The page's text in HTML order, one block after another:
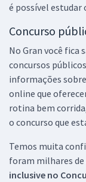
é possível estudar
Concurso
No Gran você fica
concursos
informações
online que
rotina bem
o concurso que
Temos muita
foram milhares de
inclusive no